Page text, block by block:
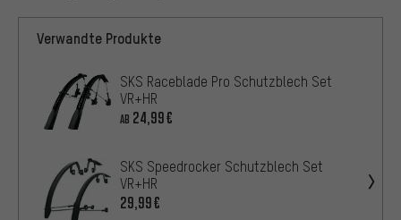
Verwandte Produkte
SKS Raceblade Pro Schutzblech Set
VR+HR
AB 24,99€
SKS Speedrocker Schutzblech Set
VR+HR
29,99€